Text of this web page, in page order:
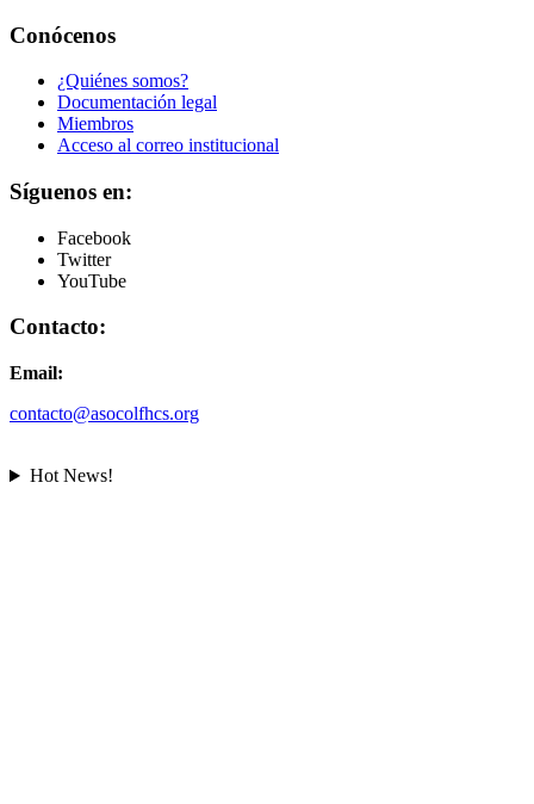
Conócenos
¿Quiénes somos?
Documentación legal
Miembros
Acceso al correo institucional
Síguenos en:
Facebook
Twitter
YouTube
Contacto:
Email:
contacto@asocolfhcs.org
Hot News!